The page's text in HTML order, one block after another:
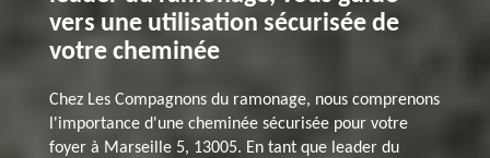
vers une utilisation sécurisée de
votre cheminée
Chez Les Compagnons du ramonage, nous comprenons
l'importance d'une cheminée sécurisée pour votre
foyer à Marseille 5, 13005. En tant que leader du